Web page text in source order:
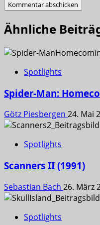
Ähnliche
Spotlights
Spider-Man:
Götz Piesbergen 24. Mai
Spotlights
Scanners II (1991)
Sebastian Bach 26. März
Spotlights